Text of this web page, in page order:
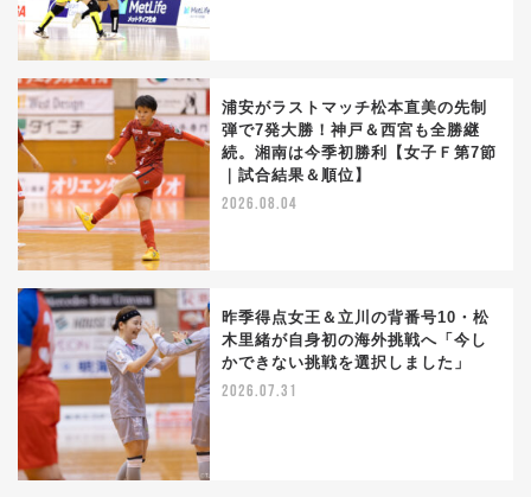
浦安がラストマッチ松本直美の先制
弾で7発大勝！神戸＆西宮も全勝継
続。湘南は今季初勝利【女子Ｆ第7節
｜試合結果＆順位】
2026.08.04
昨季得点女王＆立川の背番号10・松
木里緒が自身初の海外挑戦へ「今し
かできない挑戦を選択しました」
2026.07.31